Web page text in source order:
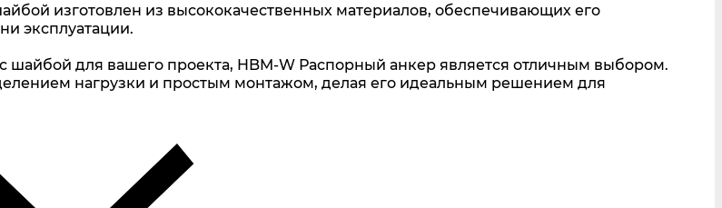
изготовлен из высококачественных материалов, обеспечивающих его
эксплуатации.
для вашего проекта, HBM-W Распорный анкер является отличным выбором.
нагрузки и простым монтажом, делая его идеальным решением для